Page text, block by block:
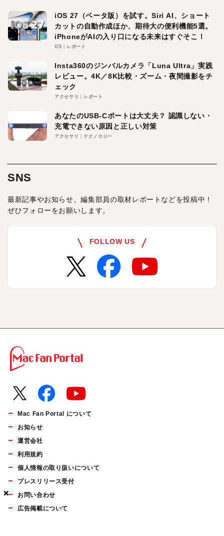
×
×
×
iOS 27（ベータ版）を試す。Siri AI、ショート
カットの自動作成ほか、期待大の便利機能5選。
iPhoneがAIの入り口になる未来はすぐそこ！
OS レポート
Insta360のジンバルカメラ「Luna Ultra」実践
レビュー。4K／8K比較・ズーム・夜間撮影をチ
ェック
アクセサリ レポート
あなたのUSB-Cポートは大丈夫？ 認識しない・
充電できない原因と正しい対策
アクセサリ テクノロジー
SNS
最新記事やお知らせ、編集部員の取材レポートなどを投稿中！
ぜひフォローをお願いします。
FOLLOW US
Mac Fan Portal について
お知らせ
運営会社
利用規約
個人情報の取り扱いについて
プレスリリース受付
お問い合わせ
広告掲載について